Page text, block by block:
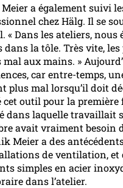
a également suivi
chez Hälg. Il se
« Dans les ateliers,
la tôle. Très vite,
mal aux mains. »
car entre-temps,
plus mal lorsqu’il doit
outil pour la première
dans laquelle travaillait
avait vraiment besoin
Meier a des
de ventilation, et
simples en acier
dans l’atelier.